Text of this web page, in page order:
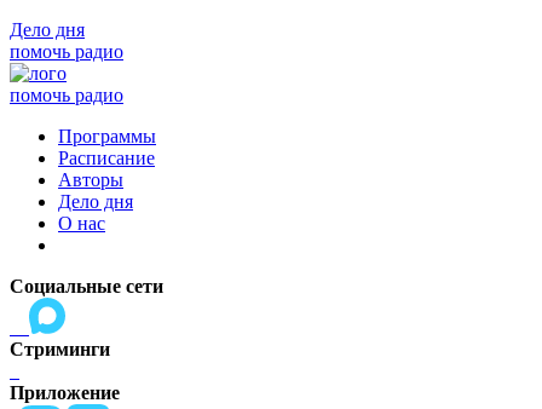
Дело дня
помочь радио
помочь радио
Программы
Расписание
Авторы
Дело дня
О нас
Социальные сети
Стриминги
Приложение